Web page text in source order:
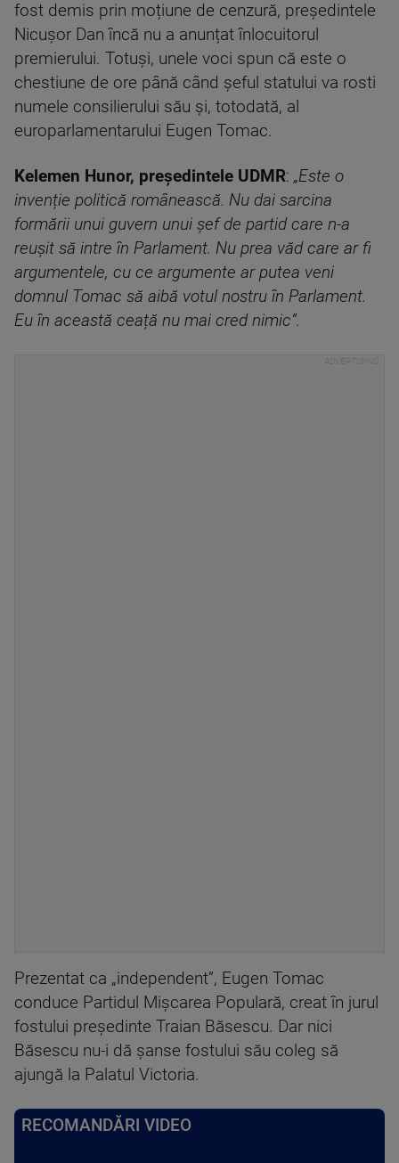
fost demis prin moțiune de cenzură, președintele
Nicușor Dan încă nu a anunțat înlocuitorul
premierului. Totuși, unele voci spun că este o
chestiune de ore până când șeful statului va rosti
numele consilierului său și, totodată, al
europarlamentarului Eugen Tomac.
Kelemen Hunor, președintele UDMR: „Este o
invenție politică românească. Nu dai sarcina
formării unui guvern unui șef de partid care n-a
reușit să intre în Parlament. Nu prea văd care ar fi
argumentele, cu ce argumente ar putea veni
domnul Tomac să aibă votul nostru în Parlament.
Eu în această ceață nu mai cred nimic”.
Prezentat ca „independent”, Eugen Tomac
conduce Partidul Mișcarea Populară, creat în jurul
fostului președinte Traian Băsescu. Dar nici
Băsescu nu-i dă șanse fostului său coleg să
ajungă la Palatul Victoria.
RECOMANDĂRI VIDEO